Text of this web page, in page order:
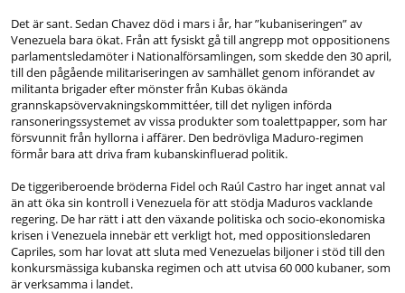
Det är sant. Sedan Chavez död i mars i år, har ”kubaniseringen” av
Venezuela bara ökat. Från att fysiskt gå till angrepp mot oppositionens
parlamentsledamöter i Nationalförsamlingen, som skedde den 30 april,
till den pågående militariseringen av samhället genom införandet av
militanta brigader efter mönster från Kubas ökända
grannskapsövervakningskommittéer, till det nyligen införda
ransoneringssystemet av vissa produkter som toalettpapper, som har
försvunnit från hyllorna i affärer. Den bedrövliga Maduro-regimen
förmår bara att driva fram kubanskinfluerad politik.
De tiggeriberoende bröderna Fidel och Raúl Castro har inget annat val
än att öka sin kontroll i Venezuela för att stödja Maduros vacklande
regering. De har rätt i att den växande politiska och socio-ekonomiska
krisen i Venezuela innebär ett verkligt hot, med oppositionsledaren
Capriles, som har lovat att sluta med Venezuelas biljoner i stöd till den
konkursmässiga kubanska regimen och att utvisa 60 000 kubaner, som
är verksamma i landet.